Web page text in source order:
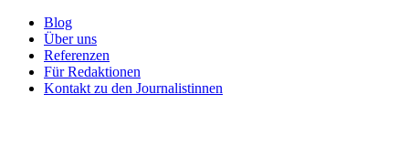
Blog
Über uns
Referenzen
Für Redaktionen
Kontakt zu den Journalistinnen